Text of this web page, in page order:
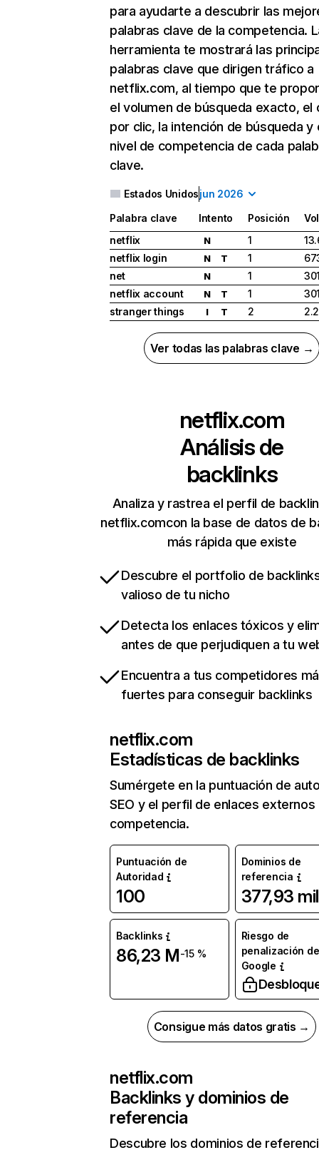
para ayudarte a descubrir las
palabras clave de la competencia.
herramienta te mostrará las
palabras clave que dirigen tráfico a
netflix.com, al tiempo que te
el volumen de búsqueda exacto, el
por clic, la intención de búsqueda y
nivel de competencia de cada
clave.
Estados Unidosjun 2026
Palabra clave Intento Posición
netflix
N 1
netflix login
N T 1
net
N 1
netflix account
N T 1
stranger things
I T 2
Ver todas las palabras clave →
netflix.com
Análisis de
backlinks
Analiza y rastrea el perfil de
netflix.comcon la base de datos de
más rápida que existe
Descubre el portfolio de
valioso de tu nicho
Detecta los enlaces tóxicos y
antes de que perjudiquen a tu
Encuentra a tus competidores
fuertes para conseguir backlinks
netflix.com
Estadísticas de backlinks
Sumérgete en la puntuación de
SEO y el perfil de enlaces externos
competencia.
Puntuación de
Autoridad
100
Dominios de
referencia
377,93 mil
Backlinks
86,23 M-15 %
Riesgo de
penalización de
Google
Consigue más datos gratis →
netflix.com
Backlinks y dominios de
referencia
Descubre los dominios de